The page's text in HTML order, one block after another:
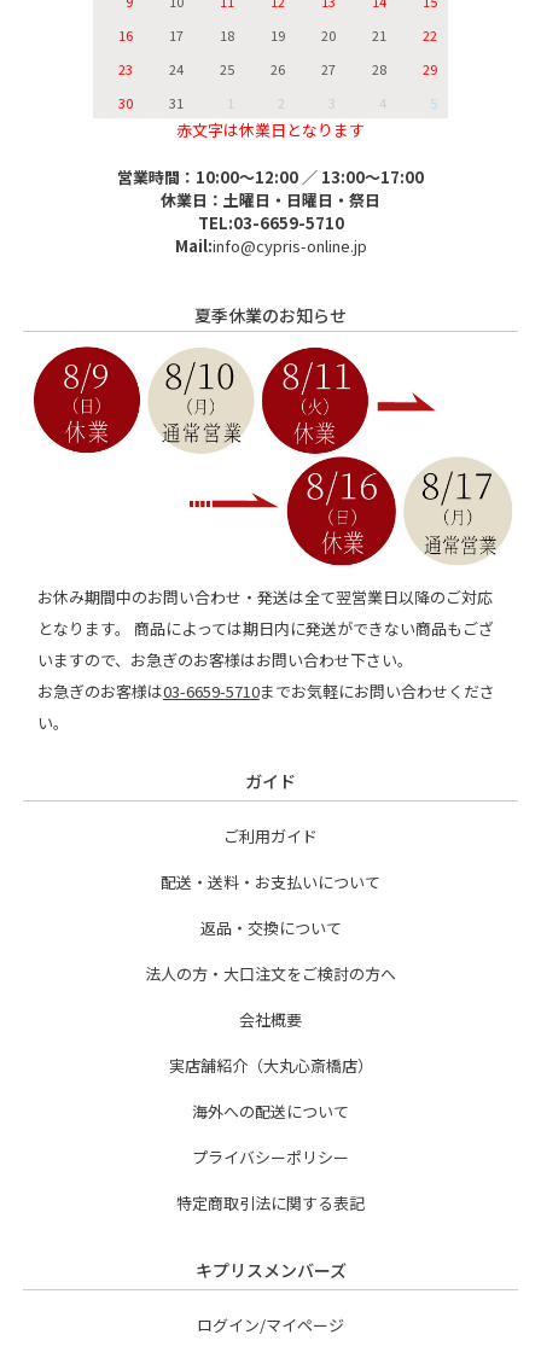
16
17 18 19 20 21
22
23
24 25 26 27 28
29
30
31 1 2 3 4 5
赤文字は休業日となります
営業時間：10:00～12:00 ／ 13:00～17:00
休業日：土曜日・日曜日・祭日
TEL:03-6659-5710
Mail:info@cypris-online.jp
夏季休業のお知らせ
お休み期間中のお問い合わせ・発送は全て翌営業日以降のご対応
となります。 商品によっては期日内に発送ができない商品もござ
いますので、お急ぎのお客様はお問い合わせ下さい。
お急ぎのお客様は03-6659-5710までお気軽にお問い合わせくださ
い。
ガイド
ご利用ガイド
配送・送料・お支払いについて
返品・交換について
法人の方・大口注文をご検討の方へ
会社概要
実店舗紹介（大丸心斎橋店）
海外への配送について
プライバシーポリシー
特定商取引法に関する表記
キプリスメンバーズ
ログイン/マイページ